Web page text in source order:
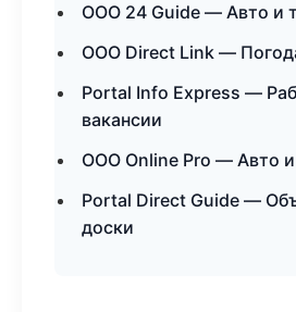
ООО 24 Guide — Авто и
ООО Direct Link —
Portal Info Express —
вакансии
ООО Online Pro — Авто и
Portal Direct Guide —
доски